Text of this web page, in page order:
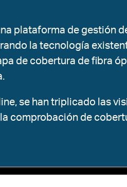
plataforma de gestión
la tecnología
de cobertura de fibra
se han triplicado las
comprobación de